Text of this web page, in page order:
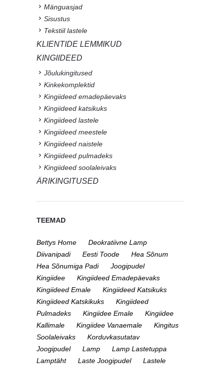
Mänguasjad
Sisustus
Tekstiil lastele
KLIENTIDE LEMMIKUD
KINGIIDEED
Jõulukingitused
Kinkekomplektid
Kingiideed emadepäevaks
Kingiideed katsikuks
Kingiideed lastele
Kingiideed meestele
Kingiideed naistele
Kingiideed pulmadeks
Kingiideed soolaleivaks
ÄRIKINGITUSED
TEEMAD
Bettys Home
Deokratiivne Lamp
Diivanipadi
Eesti Toode
Hea Sõnum
Hea Sõnumiga Padi
Joogipudel
Kingiidee
Kingiideed Emadepäevaks
Kingiideed Emale
Kingiideed Katsikuks
Kingiideed Katskikuks
Kingiideed
Pulmadeks
Kingiidee Emale
Kingiidee
Kallimale
Kingiidee Vanaemale
Kingitus
Soolaleivaks
Korduvkasutatav
Joogipudel
Lamp
Lamp Lastetuppa
Lamptäht
Laste Joogipudel
Lastele